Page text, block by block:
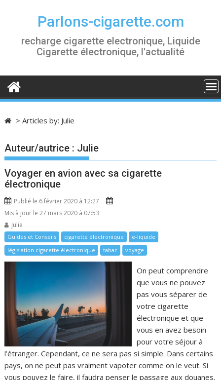
c
n
Parlons-cigarette.com
recharge cigarette electronique, Liquide
Cigarette électronique, l'actualité
>Articles by: Julie
Auteur/autrice : Julie
Voyager en avion avec sa cigarette
électronique
Publié le 6 février 2020 à 12:27
Mis à jour le 27 mars 2020 à 07:53
Julie
Guides et Conseils cigarette électronique
e-liquide
législation cigarette électronique
tabac voyage
On peut comprendre
que vous ne pouvez
pas vous séparer de
votre cigarette
électronique et que
vous en avez besoin
pour votre séjour à
l’étranger. Cependant, ce ne sera pas si simple. Dans certains
pays, on ne peut pas vraiment vapoter comme on le veut. Si
vous pouvez le faire, il faudra penser le passage aux douanes.